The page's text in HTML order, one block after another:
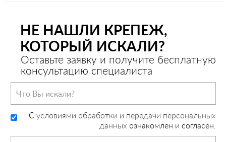
НЕ НАШЛИ КРЕПЕЖ,
КОТОРЫЙ ИСКАЛИ?
Оставьте заявку и получите бесплатную
консультацию специалиста
C условиями обработки и передачи персональных
данных ознакомлен и согласен.